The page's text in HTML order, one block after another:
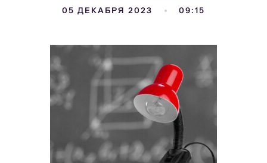
05 ДЕКАБРЯ 2023 09:15